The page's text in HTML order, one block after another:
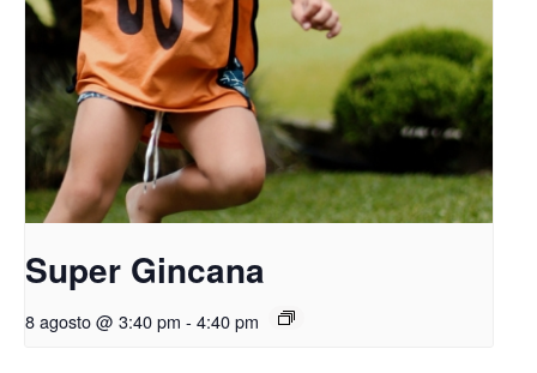
Super Gincana
8 agosto @ 3:40 pm - 4:40 pm